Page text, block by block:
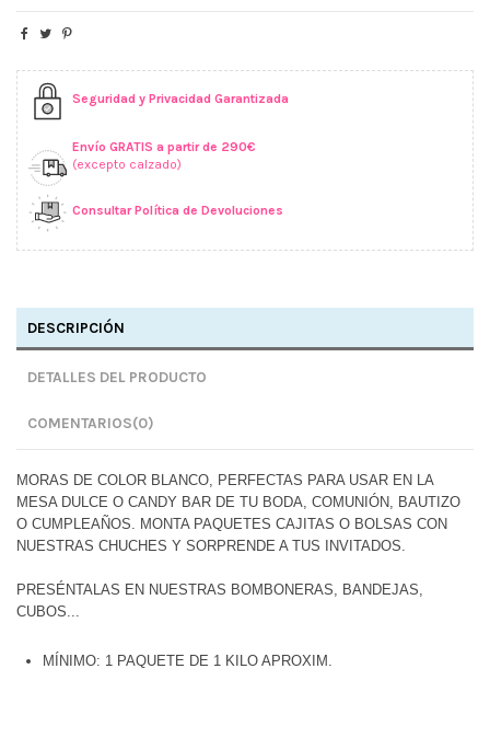
Seguridad y Privacidad Garantizada
Envío GRATIS a partir de 290€
(excepto calzado)
Consultar Política de Devoluciones
DESCRIPCIÓN
DETALLES DEL PRODUCTO
COMENTARIOS(0)
MORAS DE COLOR BLANCO, PERFECTAS PARA USAR EN LA
MESA DULCE O CANDY BAR DE TU BODA, COMUNIÓN, BAUTIZO
O CUMPLEAÑOS. MONTA PAQUETES CAJITAS O BOLSAS CON
NUESTRAS CHUCHES Y SORPRENDE A TUS INVITADOS.
PRESÉNTALAS EN NUESTRAS BOMBONERAS, BANDEJAS,
CUBOS...
MÍNIMO: 1 PAQUETE DE 1 KILO APROXIM.